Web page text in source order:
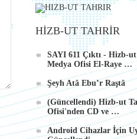
Android İçin Yeni El-Waie
Uygulaması
HİZB-UT TAHRİR
SAYI 611 Çıktı - Hizb-
Medya Ofisi El-Raye …
Şeyh Atâ Ebu’r Raştâ
(Güncellendi) Hizb-ut
Ofisi'nden CD ve …
Android Cihazlar İçin